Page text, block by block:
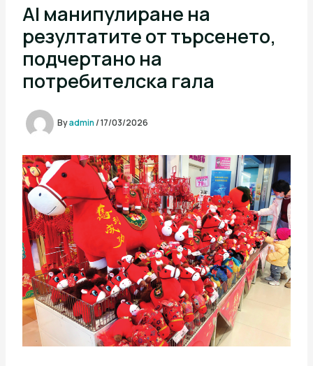
AI манипулиране на
резултатите от търсенето,
подчертано на
потребителска гала
Byadmin/17/03/2026